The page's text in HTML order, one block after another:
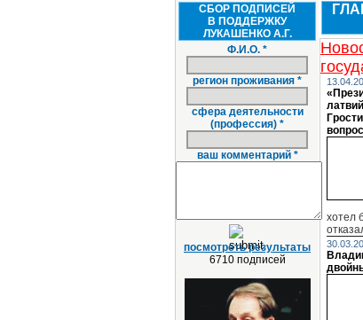
СБОР ПОДПИСЕЙ
В ПОДДЕРЖКУ
ЛУКАШЕНКО А.Г.
Ф.И.О. *
регион проживания *
сфера деятельности
(профессия) *
ваш комментарий *
посмотреть результаты
6710 подписей
хотел